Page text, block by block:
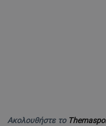
Ακολουθήστε το